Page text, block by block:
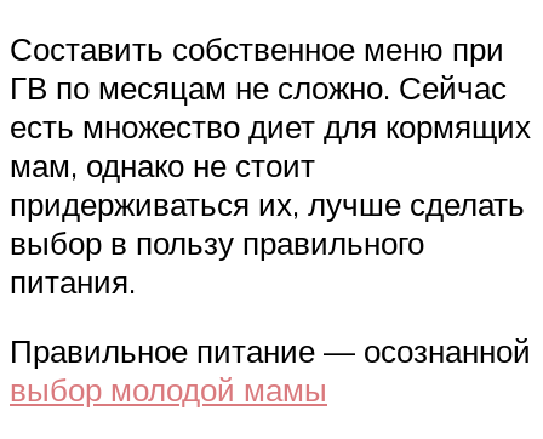
Составить собственное меню при
ГВ по месяцам не сложно. Сейчас
есть множество диет для кормящих
мам, однако не стоит
придерживаться их, лучше сделать
выбор в пользу правильного
питания.
Правильное питание — осознанной
выбор молодой мамы